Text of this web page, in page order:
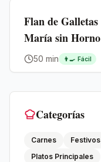
Flan de Galletas
María sin Horno
50 min 👨‍🍳 Fácil
Categorías
Carnes Festivos
Platos Principales